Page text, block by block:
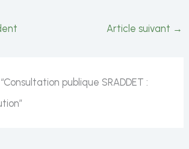
Article suivant →
publique SRADDET :